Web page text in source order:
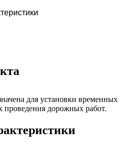
для установки временных
проведения дорожных работ.